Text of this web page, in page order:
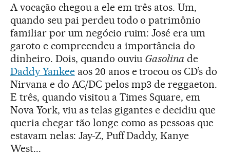
A vocação chegou a ele em três atos. Um,
quando seu pai perdeu todo o patrimônio
familiar por um negócio ruim: José era um
garoto e compreendeu a importância do
dinheiro. Dois, quando ouviu Gasolina de
Daddy Yankeeaos 20 anos e trocou os CD’s do
Nirvana e do AC/DC pelos mp3 de reggaeton.
E três, quando visitou a Times Square, em
Nova York, viu as telas gigantes e decidiu que
queria chegar tão longe como as pessoas que
estavam nelas: Jay-Z, Puff Daddy, Kanye
West...